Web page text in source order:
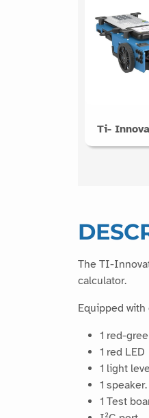
Ti-
The TI-
calculator.
Equipped
1 red-
1 red LED
1 light
1 speaker.
1 Test